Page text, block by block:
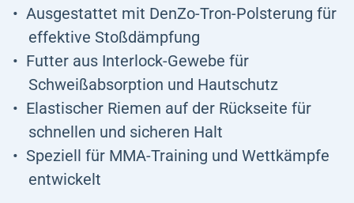
Ausgestattet mit DenZo-Tron-Polsterung für
effektive Stoßdämpfung
Futter aus Interlock-Gewebe für
Schweißabsorption und Hautschutz
Elastischer Riemen auf der Rückseite für
schnellen und sicheren Halt
Speziell für MMA-Training und Wettkämpfe
entwickelt